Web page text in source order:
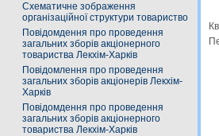
Схематичне зображення
організаційної структури товариство
Повідомдення про проведення
загальних зборів акціонерного
товариства Лекхім-Харків
Повідомлення про проведення
загальних зборів акціонерів Лекхім-
Харків
Повідомдення про проведення
загальних зборів акціонерного
товариства Лекхім-Харків